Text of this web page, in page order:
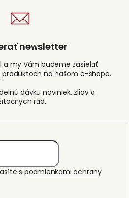
newsletter
a my Vám budeme zasielať
na našom e-shope.
s podmienkami ochrany